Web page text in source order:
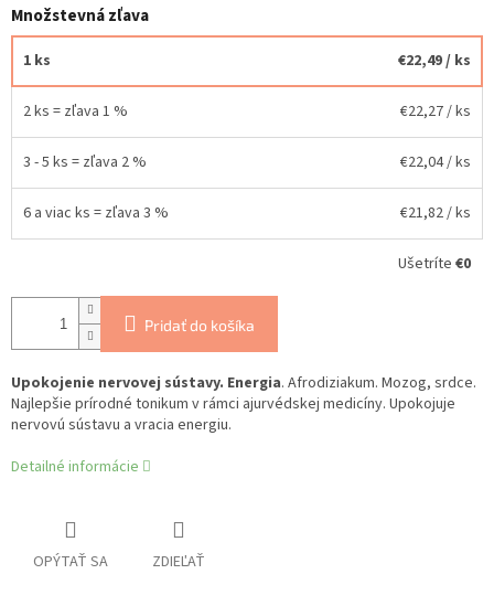
Množstevná zľava
1 ks €22,49/ ks
2 ks = zľava 1 % €22,27/ ks
3 - 5 ks = zľava 2 % €22,04/ ks
6 a viac ks = zľava 3 % €21,82/ ks
Ušetríte €0
Pridať do košíka
Upokojenie nervovej sústavy. Energia. Afrodiziakum. Mozog, srdce.
Najlepšie prírodné tonikum v rámci ajurvédskej medicíny. Upokojuje
nervovú sústavu a vracia energiu.
Detailné informácie
OPÝTAŤ SA ZDIEĽAŤ